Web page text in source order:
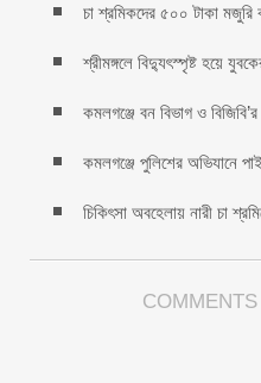
চা শ্রমিকদের ৫০০ টাকা মজুরি
শ্রীমঙ্গলে বিদ্যুৎস্পৃষ্ট হয়ে
কমলগঞ্জে বন বিভাগ ও
কমলগঞ্জে পুলিশের অভিযানে
চিকিৎসা অবহেলায় নারী চা